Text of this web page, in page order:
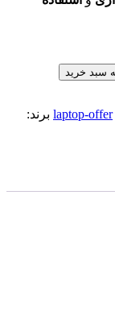
سبد خرید
laptop-offer برند: